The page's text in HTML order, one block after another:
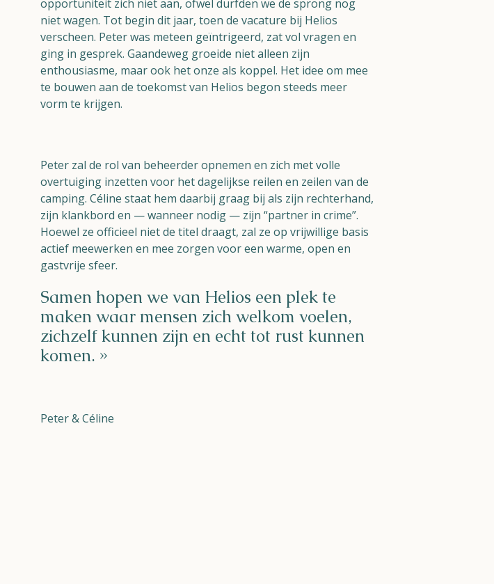
Kalender
Parken
Ossendrecht
Le Perron
Helios
opportuniteit zich niet aan, ofwel durfden we de sprong nog
niet wagen. Tot begin dit jaar, toen de vacature bij Helios
verscheen. Peter was meteen geïntrigeerd, zat vol vragen en
ging in gesprek. Gaandeweg groeide niet alleen zijn
enthousiasme, maar ook het onze als koppel. Het idee om mee
te bouwen aan de toekomst van Helios begon steeds meer
vorm te krijgen.
Peter zal de rol van beheerder opnemen en zich met volle
overtuiging inzetten voor het dagelijkse reilen en zeilen van de
camping. Céline staat hem daarbij graag bij als zijn rechterhand,
zijn klankbord en — wanneer nodig — zijn “partner in crime”.
Hoewel ze officieel niet de titel draagt, zal ze op vrijwillige basis
actief meewerken en mee zorgen voor een warme, open en
gastvrije sfeer.
Samen hopen we van Helios een plek te
maken waar mensen zich welkom voelen,
zichzelf kunnen zijn en echt tot rust kunnen
komen. »
Peter & Céline